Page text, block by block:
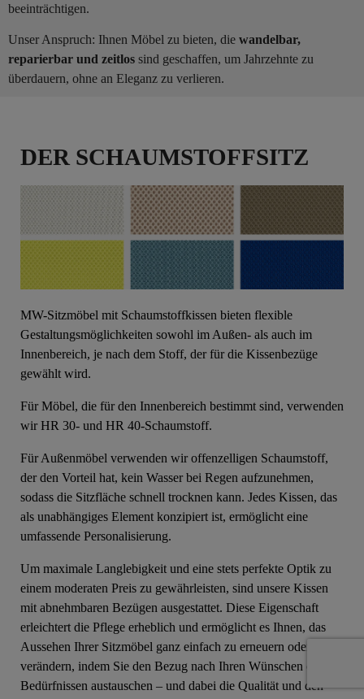
beeinträchtigen.
Unser Anspruch: Ihnen Möbel zu bieten, die wandelbar,
reparierbar und zeitlos sind geschaffen, um Jahrzehnte zu
überdauern, ohne an Eleganz zu verlieren.
DER SCHAUMSTOFFSITZ
MW-Sitzmöbel mit Schaumstoffkissen bieten flexible
Gestaltungsmöglichkeiten sowohl im Außen- als auch im
Innenbereich, je nach dem Stoff, der für die Kissenbezüge
gewählt wird.
Für Möbel, die für den Innenbereich bestimmt sind, verwenden
wir HR 30- und HR 40-Schaumstoff.
Für Außenmöbel verwenden wir offenzelligen Schaumstoff,
der den Vorteil hat, kein Wasser bei Regen aufzunehmen,
sodass die Sitzfläche schnell trocknen kann. Jedes Kissen, das
als unabhängiges Element konzipiert ist, ermöglicht eine
umfassende Personalisierung.
Um maximale Langlebigkeit und eine stets perfekte Optik zu
einem moderaten Preis zu gewährleisten, sind unsere Kissen
mit abnehmbaren Bezügen ausgestattet. Diese Eigenschaft
erleichtert die Pflege erheblich und ermöglicht es Ihnen, das
Aussehen Ihrer Sitzmöbel ganz einfach zu erneuern oder zu
verändern, indem Sie den Bezug nach Ihren Wünschen oder
Bedürfnissen austauschen – und dabei die Qualität und den